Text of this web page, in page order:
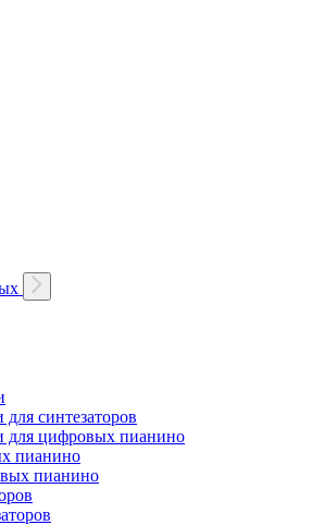
синтезаторов
для цифровых пианино
пианино
пианино